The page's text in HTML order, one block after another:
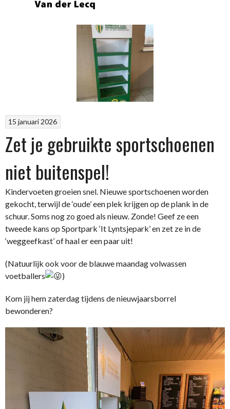
15 januari 2026
Zet je gebruikte sportschoenen
niet buitenspel!
Kindervoeten groeien snel. Nieuwe sportschoenen worden
gekocht, terwijl de ‘oude’ een plek krijgen op de plank in de
schuur. Soms nog zo goed als nieuw. Zonde! Geef ze een
tweede kans op Sportpark ‘It Lyntsjepark’ en zet ze in de
‘weggeefkast’ of haal er een paar uit!
(Natuurlijk ook voor de blauwe maandag volwassen
voetballers
)
Kom jij hem zaterdag tijdens de nieuwjaarsborrel
bewonderen?